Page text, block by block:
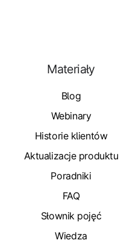
Materiały
Blog
Webinary
Historie klientów
Aktualizacje produktu
Poradniki
FAQ
Słownik pojęć
Wiedza